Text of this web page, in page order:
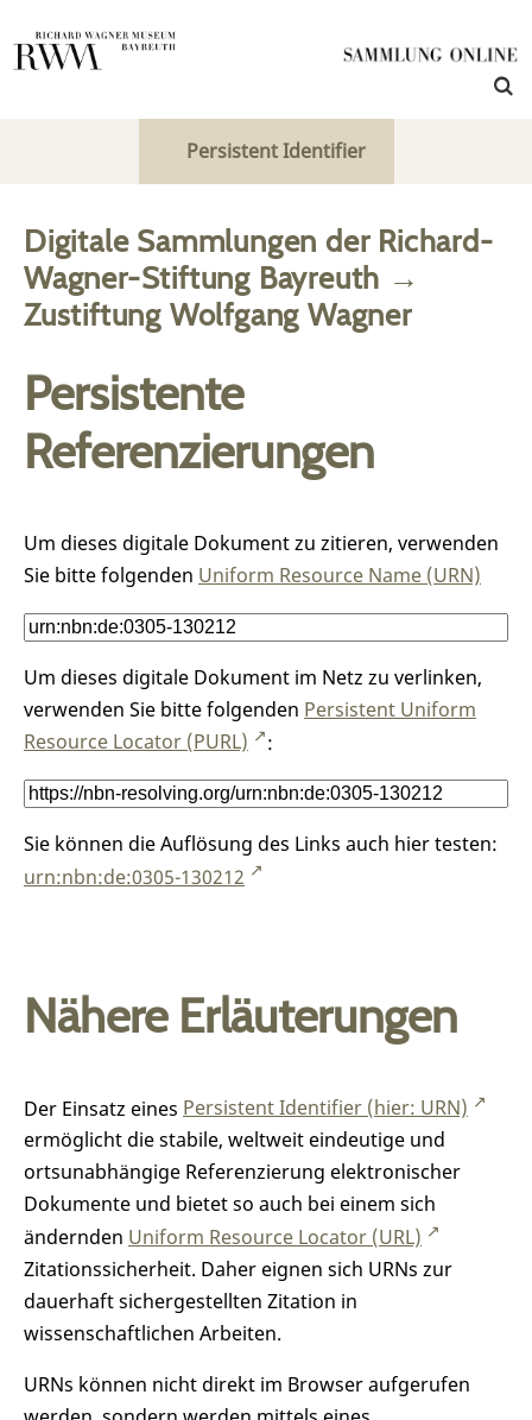
Persistent Identifier
Digitale Sammlungen der Richard-
Wagner-Stiftung Bayreuth →
Zustiftung Wolfgang Wagner
Persistente
Referenzierungen
Um dieses digitale Dokument zu zitieren, verwenden
Sie bitte folgenden Uniform Resource Name (URN)
Um dieses digitale Dokument im Netz zu verlinken,
verwenden Sie bitte folgenden Persistent Uniform
Resource Locator (PURL)
:
Sie können die Auflösung des Links auch hier testen:
urn:nbn:de:0305-130212
Nähere Erläuterungen
Der Einsatz eines Persistent Identifier (hier: URN)
ermöglicht die stabile, weltweit eindeutige und
ortsunabhängige Referenzierung elektronischer
Dokumente und bietet so auch bei einem sich
ändernden Uniform Resource Locator (URL)
Zitationssicherheit. Daher eignen sich URNs zur
dauerhaft sichergestellten Zitation in
wissenschaftlichen Arbeiten.
URNs können nicht direkt im Browser aufgerufen